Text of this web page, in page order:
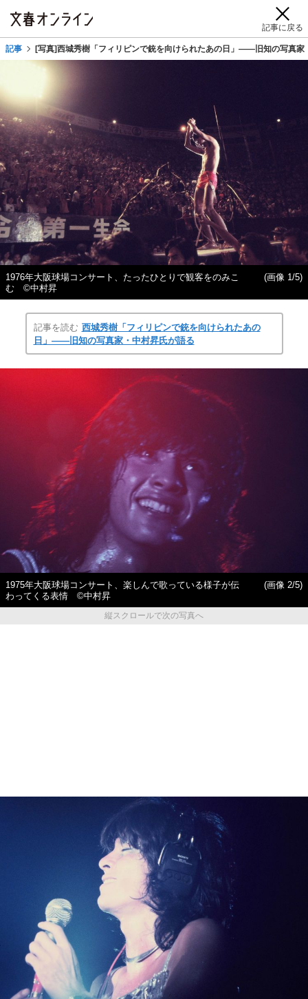
記事に戻る
記事 [写真]西城秀樹「フィリピンで銃を向けられたあの日」——旧知の写真家
1976年大阪球場コンサート、たったひとりで観客をのみこ
む ©中村昇
(画像 1/5)
記事を読む 西城秀樹「フィリピンで銃を向けられたあの
日」——旧知の写真家・中村昇氏が語る
1975年大阪球場コンサート、楽しんで歌っている様子が伝
わってくる表情 ©中村昇
(画像 2/5)
縦スクロールで次の写真へ